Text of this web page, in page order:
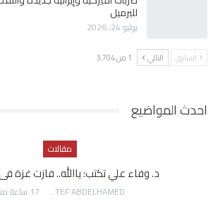
للبرميل
يوليو 24, 2026
السابق التالي 1 من 3٬704
احدث المواضيع
مقالات
د. وفاء علي تكتب: ياالله.. فازت غزة
AWATEF ABDELHAMED 17 ساعة منذ